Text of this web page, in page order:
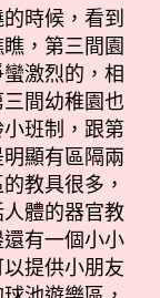
時候，看到
，第三間園
激烈的，相
間幼稚園也
班制，跟第
顯有區隔兩
教具很多，
體的器官教
有一個小小
提供小朋友